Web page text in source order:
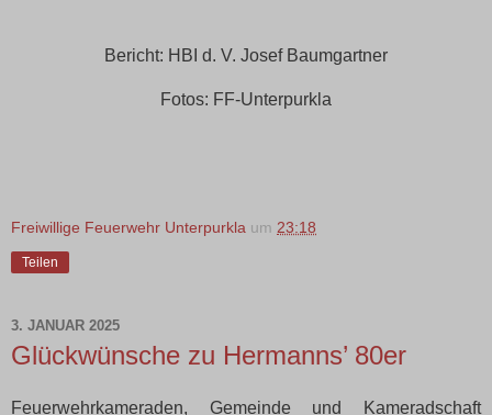
Bericht: HBI d. V. Josef Baumgartner
Fotos: FF-Unterpurkla
Freiwillige Feuerwehr Unterpurkla um 23:18
Teilen
3. JANUAR 2025
Glückwünsche zu Hermanns’ 80er
Feuerwehrkameraden, Gemeinde und Kameradschaft